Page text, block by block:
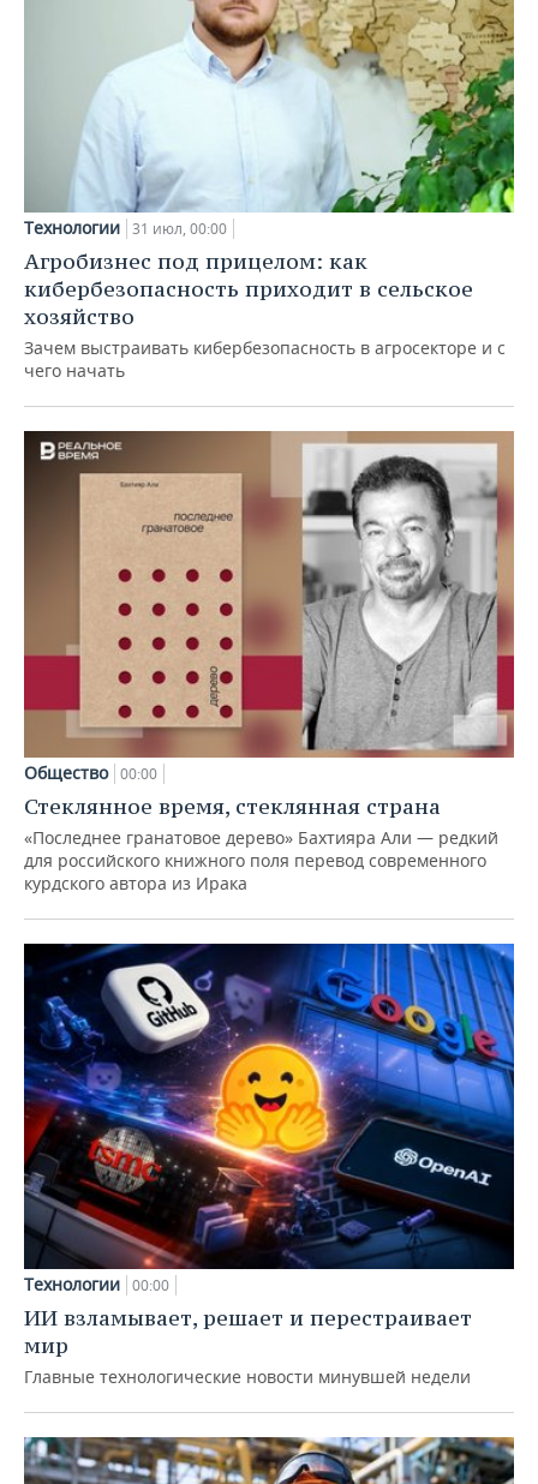
Технологии 31 июл, 00:00
Агробизнес под прицелом: как
кибербезопасность приходит в сельское
хозяйство
Зачем выстраивать кибербезопасность в агросекторе и с
чего начать
Общество 00:00
Стеклянное время, стеклянная страна
«Последнее гранатовое дерево» Бахтияра Али — редкий
для российского книжного поля перевод современного
курдского автора из Ирака
Технологии 00:00
ИИ взламывает, решает и перестраивает
мир
Главные технологические новости минувшей недели